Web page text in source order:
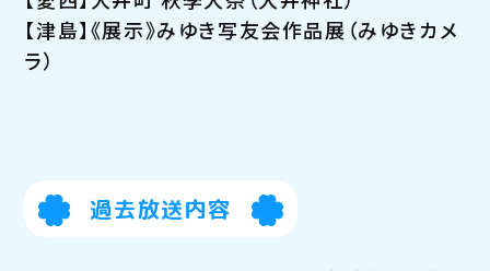
【津島】《展示》みゆき写友会作品展（みゆきカメ
ラ）
過去放送内容